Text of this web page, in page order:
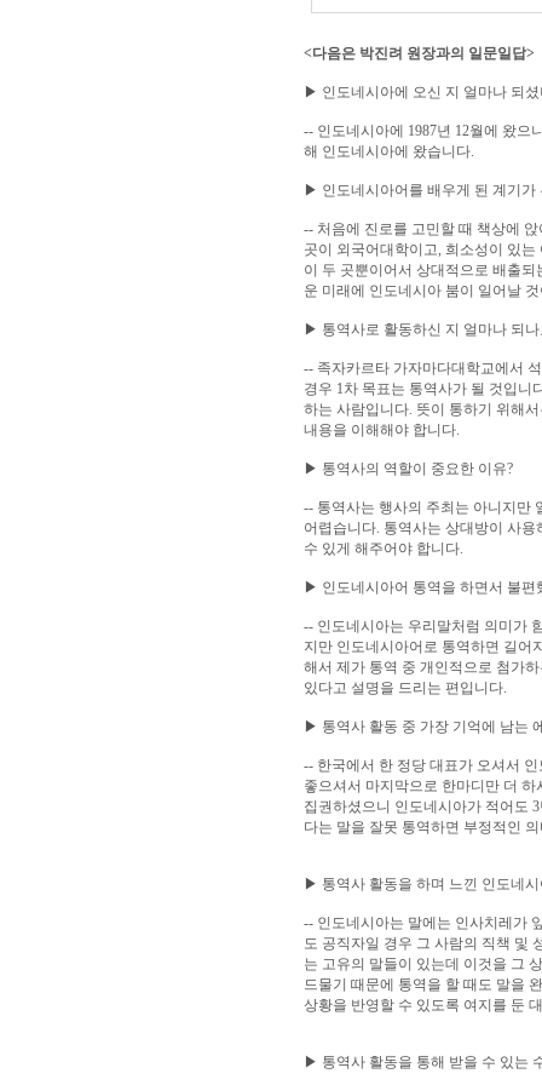
<다음은 박진려 원장과의 일문일답>
▶ 인도네시아에 오신 지 얼마나 되
-- 인도네시아에 1987년 12월에 왔으
해 인도네시아에 왔습니다.
▶ 인도네시아어를 배우게 된 계기가
-- 처음에 진로를 고민할 때 책상에
곳이 외국어대학이고, 희소성이 있
이 두 곳뿐이어서 상대적으로 배출
운 미래에 인도네시아 붐이 일어날
▶ 통역사로 활동하신 지 얼마나 되
-- 족자카르타 가자마다대학교에서
경우 1차 목표는 통역사가 될 것입니
하는 사람입니다. 뜻이 통하기 위해
내용을 이해해야 합니다.
▶ 통역사의 역할이 중요한 이유?
-- 통역사는 행사의 주최는 아니지만
어렵습니다. 통역사는 상대방이 사
수 있게 해주어야 합니다.
▶ 인도네시아어 통역을 하면서 불편
-- 인도네시아는 우리말처럼 의미가
지만 인도네시아어로 통역하면 길어
해서 제가 통역 중 개인적으로 첨가
있다고 설명을 드리는 편입니다.
▶ 통역사 활동 중 가장 기억에 남는
-- 한국에서 한 정당 대표가 오셔서
좋으셔서 마지막으로 한마디만 더
집권하셨으니 인도네시아가 적어도
다는 말을 잘못 통역하면 부정적인
▶ 통역사 활동을 하며 느낀 인도네
-- 인도네시아는 말에는 인사치레가
도 공직자일 경우 그 사람의 직책 및
는 고유의 말들이 있는데 이것을 그
드물기 때문에 통역을 할 때도 말을
상황을 반영할 수 있도록 여지를 둔
▶ 통역사 활동을 통해 받을 수 있는